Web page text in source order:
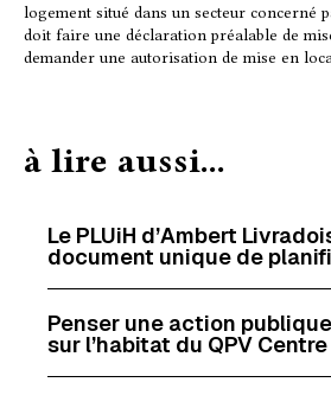
logement situé dans un secteur concerné
doit faire une déclaration préalable de
demander une autorisation de mise en
à lire aussi...
Le PLUiH d’Ambert
document unique de
Penser une action
sur l’habitat du QPV Centre